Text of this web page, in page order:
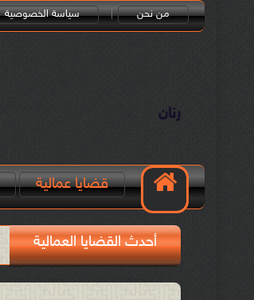
من نحن سياسة الخصوصية
رنان
قضايا عمالية
أحدث القضايا العمالية